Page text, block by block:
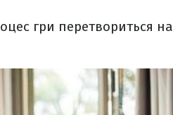
гри перетвориться на